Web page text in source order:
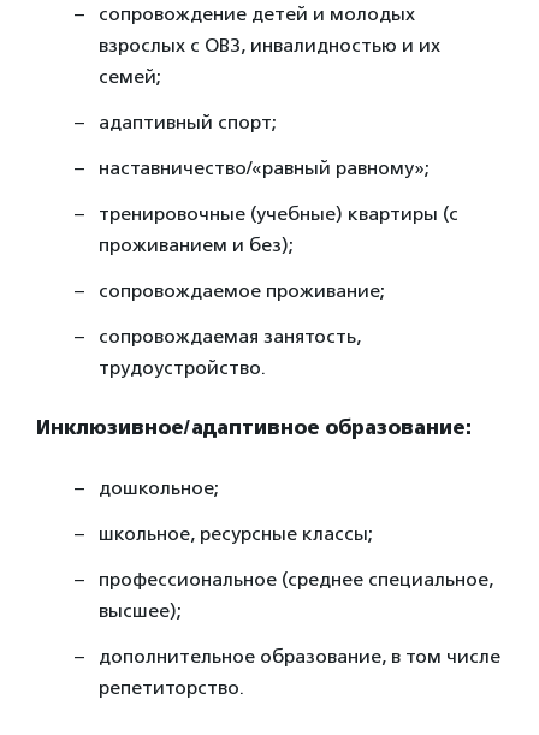
сопровождение детей и молодых
взрослых с ОВЗ, инвалидностью и их
семей;
адаптивный спорт;
наставничество/«равный равному»;
тренировочные (учебные) квартиры (с
проживанием и без);
сопровождаемое проживание;
сопровождаемая занятость,
трудоустройство.
Инклюзивное/адаптивное образование:
дошкольное;
школьное, ресурсные классы;
профессиональное (среднее специальное,
высшее);
дополнительное образование, в том числе
репетиторство.